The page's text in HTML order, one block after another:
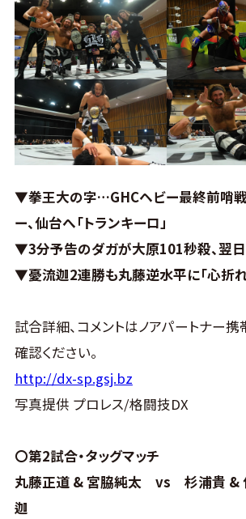
ス
リ
ン
グ・
ノ
ア
公
式
サ
イ
ト
▼拳王大の字…GHCヘビー最終前哨
ー、仙台へ「トランキーロ」
▼3分予告のダガが大原101秒殺、翌
▼憂流迦2連勝も丸藤逆水平に「心折
試合詳細、コメントはノアパートナー携
確認ください。
http://dx-sp.gsj.bz
写真提供 プロレス/格闘技DX
〇第2試合・タッグマッチ
丸藤正道 & 宮脇純太 vs 杉浦貴 &
迦